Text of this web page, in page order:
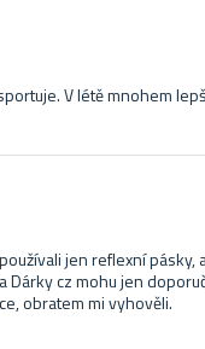
V létě mnohem
jen reflexní
Dárky cz mohu jen
obratem mi vyhověli.